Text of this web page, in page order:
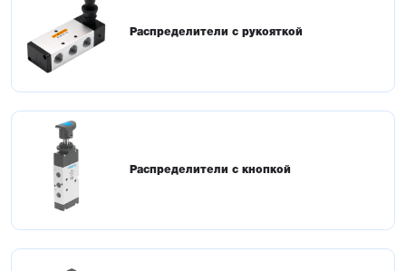
Распределители с рукояткой
Распределители с кнопкой